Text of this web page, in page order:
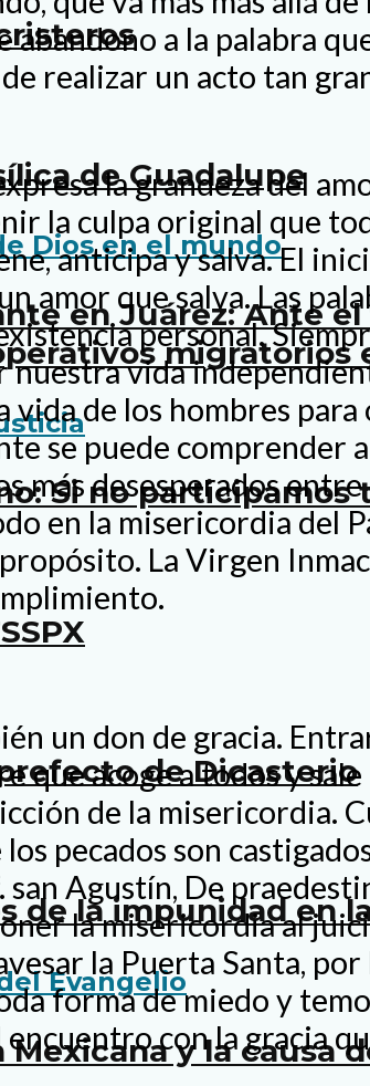
de Guadalupe
en Juárez: Ante
migratorios
Si no
de Dicasterio
de la impunidad en
y la causa
a la palabra
realizar un acto tan
la grandeza del
la culpa original que
anticipa y salva. El
amor que salva. Las
personal.
nuestra vida
de los hombres para
se puede comprender
más desesperados
en la misericordia del
La Virgen
un don de gracia.
que acoge a todos y
de la misericordia.
pecados son
Agustín, De
la misericordia al
la Puerta Santa,
forma de miedo y
encuentro con la gracia